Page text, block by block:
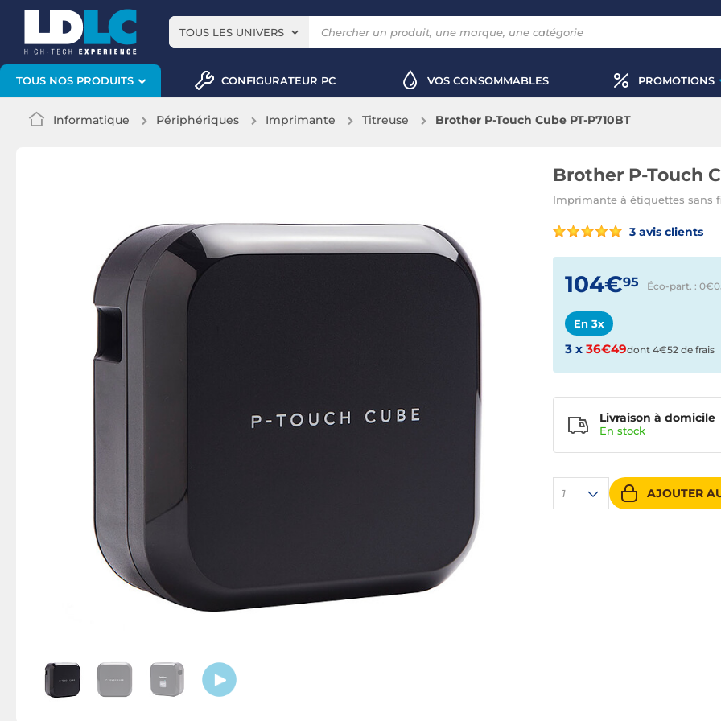
TOUS LES UNIVERS
TOUS NOS PRODUITS CONFIGURATEUR PC VOS CONSOMMABLES PROMOTIONS
Informatique Périphériques Imprimante Titreuse Brother P-Touch Cube PT-P710BT
Brother P-Touch
Imprimante à étiquettes sans
3 avis clients
104€95 Éco-part. : 0€
En 3x
3 x 36€49dont 4€52 de frais
1 AJOUTER
Livraison à domicile
En stock